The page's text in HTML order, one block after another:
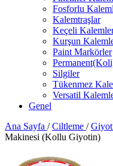
Fosforlu
Kalemtraşlar
Keçeli
Kurşun
Paint Markörler
Silgiler
Tükenmez
Versatil
Genel
Ana Sayfa / Ciltleme /
Makinesi (Kollu Giyotin)